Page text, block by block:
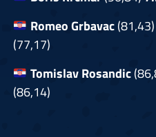
Romeo Grbavac(81,43)
(77,17)
Tomislav Rosandic
(86,14)